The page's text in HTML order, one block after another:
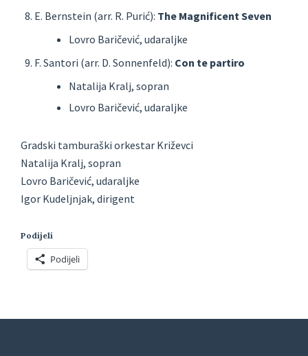
E. Bernstein (arr. R. Purić): The Magnificent Seven
Lovro Baričević, udaraljke
F. Santori (arr. D. Sonnenfeld): Con te partiro
Natalija Kralj, sopran
Lovro Baričević, udaraljke
Gradski tamburaški orkestar Križevci
Natalija Kralj, sopran
Lovro Baričević, udaraljke
Igor Kudeljnjak, dirigent
Podijeli
Podijeli